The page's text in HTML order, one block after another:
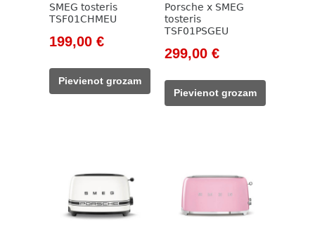
SMEG tosteris
TSF01CHMEU
Original
was:
229,00 €.
199,00 €Current
199,00 €.
Pievienot grozam
Porsche x SMEG
tosteris
TSF01PSGEU
Original
was:
399,00 €.
299,00 €Current
299,00 €.
Pievienot grozam